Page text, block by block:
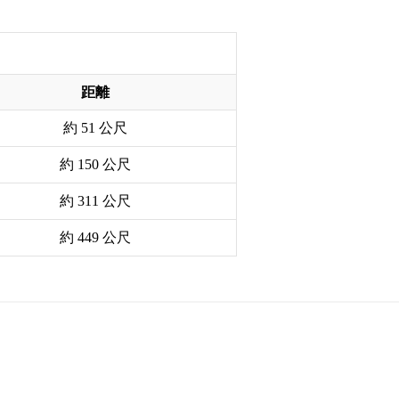
距離
約 51 公尺
約 150 公尺
約 311 公尺
約 449 公尺